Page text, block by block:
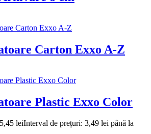
Carton Exxo A-Z
Plastic Exxo Color
5,45 leiInterval de prețuri: 3,49 lei până la